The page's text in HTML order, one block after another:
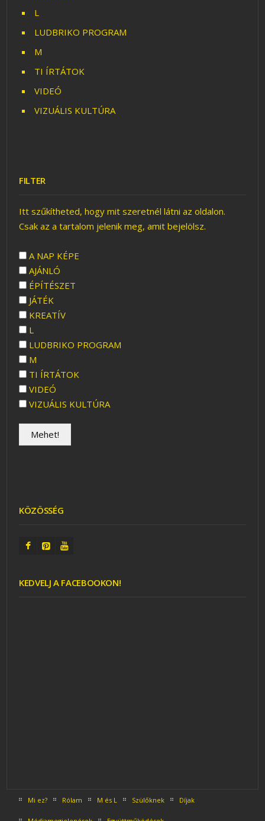
L
LUDBRIKO PROGRAM
M
TI ÍRTÁTOK
VIDEÓ
VIZUÁLIS KULTÚRA
FILTER
Itt szűkítheted, hogy mit szeretnél látni az oldalon.
Csak az a tartalom jelenik meg, amit bejelölsz.
A NAP KÉPE
AJÁNLÓ
ÉPÍTÉSZET
JÁTÉK
KREATÍV
L
LUDBRIKO PROGRAM
M
TI ÍRTÁTOK
VIDEÓ
VIZUÁLIS KULTÚRA
KÖZÖSSÉG
KEDVELJ A FACEBOOKON!
Mi ez? Rólam M és L Szülőknek Díjak